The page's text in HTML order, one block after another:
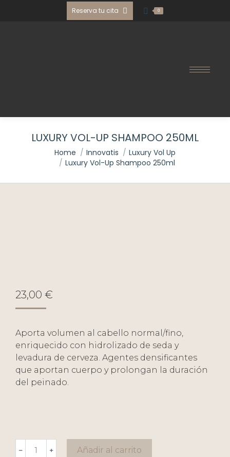
Reserva tu cita 0
LUXURY VOL-UP SHAMPOO 250ML
You are here:
Home Innovatis
Luxury Vol Up
Luxury Vol-Up Shampoo 250ml
23,00 €
Aporta volumen al cabello normal/fino,
enriquecido con hidrolizado de seda y
levadura de cerveza. Agentes densificantes
que aportan cuerpo y prolongan la duración
del peinado.
﹣ ﹢ Añadir al carrito